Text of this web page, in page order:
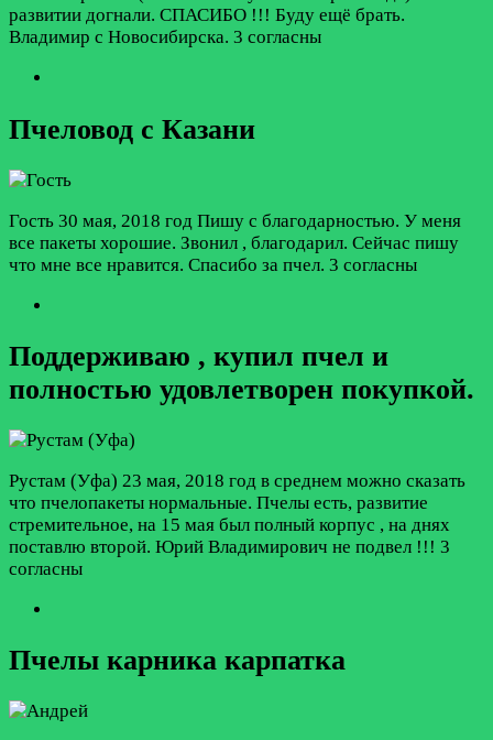
развитии догнали. СПАСИБО !!! Буду ещё брать.
Владимир с Новосибирска. 3 согласны
Пчеловод с Казани
Гость 30 мая, 2018 год Пишу с благодарностью. У меня
все пакеты хорошие. Звонил , благодарил. Сейчас пишу
что мне все нравится. Спасибо за пчел. 3 согласны
Поддерживаю , купил пчел и
полностью удовлетворен покупкой.
Рустам (Уфа) 23 мая, 2018 год в среднем можно сказать
что пчелопакеты нормальные. Пчелы есть, развитие
стремительное, на 15 мая был полный корпус , на днях
поставлю второй. Юрий Владимирович не подвел !!! 3
согласны
Пчелы карника карпатка